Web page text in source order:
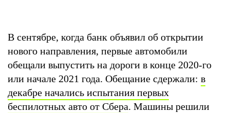
В сентябре, когда банк объявил об открытии
нового направления, первые автомобили
обещали выпустить на дороги в конце 2020-го
или начале 2021 года. Обещание сдержали: в
декабре начались испытания первых
беспилотных авто от Сбера. Машины решили